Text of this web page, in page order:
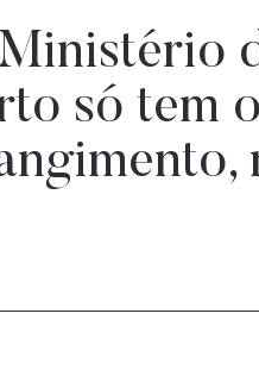
só tem